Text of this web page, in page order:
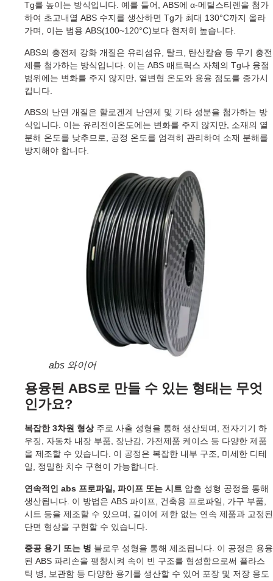
Tg를 높이는 방식입니다. 예를 들어, ABS에 α-메틸스티렌을 첨가
하여 초고내열 ABS 수지를 생산하면 Tg가 최대 130°C까지 올라
가며, 이는 범용 ABS(100~120°C)보다 현저히 높습니다.
ABS의 충전제 강화 개질은 유리섬유, 탈크, 탄산칼슘 등 무기 충전
제를 첨가하는 방식입니다. 이는 ABS 매트릭스 자체의 Tg나 융점
범위에는 변화를 주지 않지만, 열변형 온도와 용융 점도를 증가시
킵니다.
ABS의 난연 개질은 할로겐계 난연제 및 기타 성분을 첨가하는 방
식입니다. 이는 유리전이온도에는 변화를 주지 않지만, 소재의 열
분해 온도를 낮추므로, 공정 온도를 엄격히 관리하여 소재 분해를
방지해야 합니다.
abs 와이어
용융된 ABS로 만들 수 있는 형태는 무엇
인가요?
복잡한 3차원 형상주로 사출 성형을 통해 생산되며, 전자기기 하
우징, 자동차 내장 부품, 장난감, 가전제품 케이스 등 다양한 제품
을 제조할 수 있습니다. 이 공정은 복잡한 내부 구조, 미세한 디테
일, 정밀한 치수 구현이 가능합니다.
연속적인 abs 프로파일, 파이프 또는 시트 압출 성형 공정을 통해
생산됩니다. 이 방법은 ABS 파이프, 건축용 프로파일, 가구 부품,
시트 등을 제조할 수 있으며, 길이에 제한 없는 연속 제품과 고정된
단면 형상을 구현할 수 있습니다.
중공 용기 또는 병 블로우 성형을 통해 제조됩니다. 이 공정은 용융
된 ABS 파리손을 팽창시켜 속이 빈 구조를 형성함으로써 플라스
틱 병, 보관함 등 다양한 용기를 생산할 수 있어 포장 및 저장 용도